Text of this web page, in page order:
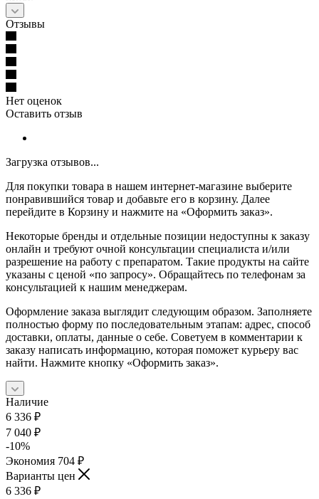
Отзывы
Нет оценок
Оставить отзыв
Загрузка отзывов...
Для покупки товара в нашем интернет-магазине выберите
понравившийся товар и добавьте его в корзину. Далее
перейдите в Корзину и нажмите на «Оформить заказ».
Некоторые бренды и отдельные позиции недоступны к заказу
онлайн и требуют очной консультации специалиста и/или
разрешение на работу с препаратом. Такие продукты на сайте
указаны с ценой «по запросу». Обращайтесь по телефонам за
консультацией к нашим менеджерам.
Оформление заказа выглядит следующим образом. Заполняете
полностью форму по последовательным этапам: адрес, способ
доставки, оплаты, данные о себе. Советуем в комментарии к
заказу написать информацию, которая поможет курьеру вас
найти. Нажмите кнопку «Оформить заказ».
Наличие
6 336 ₽
7 040 ₽
-10%
Экономия 704 ₽
Варианты цен
6 336 ₽